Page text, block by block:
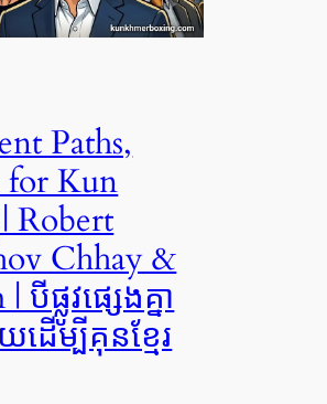
Paths,
for Kun
Chhay &
ផ្លូវផ្សេងគ្នា
ើម្បីគុនខ្មែរ